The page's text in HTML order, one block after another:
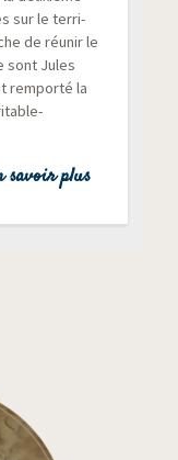
sur le ter­ri­
de réunir le
sont Jules
rem­por­té la
savoir plus